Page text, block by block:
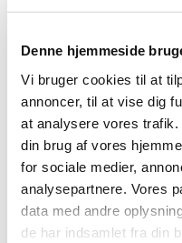
Denne hjemmeside
Vi bruger cookies til at
annoncer, til at vise dig
at analysere vores
din brug af vores
for sociale medier,
analysepartnere. Vores
data med andre
de har indsamlet fra din
9560 Hadsund
Organist Pia Helt